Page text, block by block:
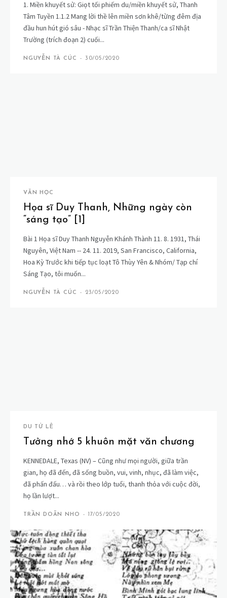
1. Miền khuyết sử: Giọt tối phiếm du/miền khuyết sử, Thanh
Tâm Tuyền 1.1.2 Mang lời thề lên miền sơn khê/từng đêm địa
đầu hun hút gió sâu - Nhạc sĩ Trần Thiện Thanh/ca sĩ Nhật
Trường (trích đoạn 2) cuối...
NGUYỄN TÀ CÚC - 30/05/2020
VĂN HỌC
Họa sĩ Duy Thanh, Những ngày còn
“sáng tạo” [1]
Bài 1 Họa sĩ Duy Thanh Nguyễn Khánh Thành 11. 8. 1931, Thái
Nguyên, Việt Nam -- 24. 11. 2019, San Francisco, California,
Hoa Kỳ Trước khi tiếp tục loạt Tô Thùy Yên & Nhóm/ Tạp chí
Sáng Tạo, tôi muốn...
NGUYỄN TÀ CÚC - 23/05/2020
DU TỬ LÊ
Tưởng nhớ 5 khuôn mặt văn chương
KENNEDALE, Texas (NV) – Cũng như mọi người, giữa trần
gian, họ đã đến, đã sống buồn, vui, vinh, nhục, đã làm việc,
đã phấn đấu… và rồi theo lớp tuổi, thanh thỏa với cuộc đời,
họ lần lượt...
TRẦN DOÃN NHO - 17/05/2020